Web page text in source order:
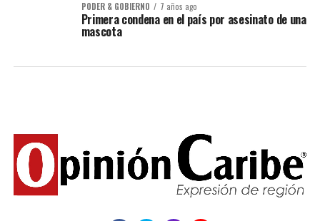
PODER & GOBIERNO 7 años ago
Primera condena en el país por asesinato de una
mascota